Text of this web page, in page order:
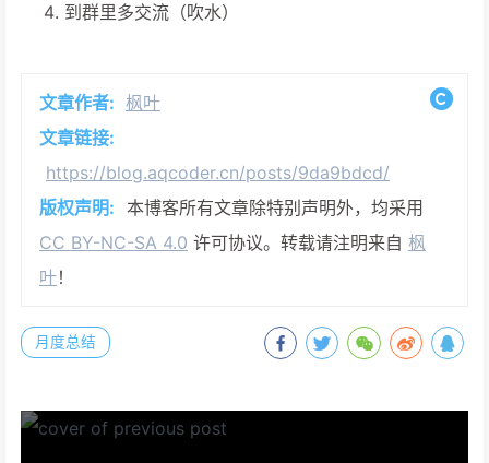
到群里多交流（吹水）
文章作者: 枫叶
文章链接:
https://blog.aqcoder.cn/posts/9da9bdcd/
版权声明: 本博客所有文章除特别声明外，均采用
CC BY-NC-SA 4.0 许可协议。转载请注明来自 枫
叶！
月度总结